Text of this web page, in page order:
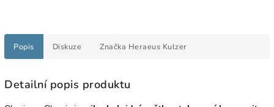
Popis Diskuze Značka Heraeus Kulzer
Detailní popis produktu